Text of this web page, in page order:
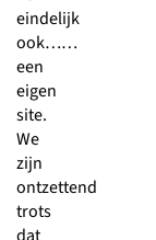
eindelijk
ook……
een
eigen
site.
We
zijn
ontzettend
trots